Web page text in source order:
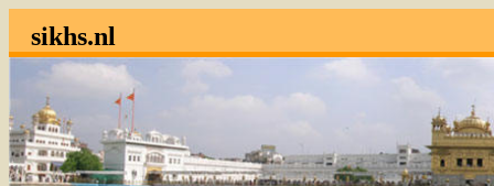
sikhs.nl